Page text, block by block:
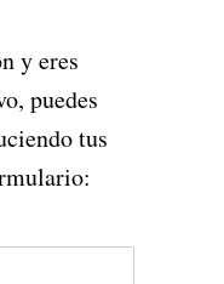
y eres
puedes
tus